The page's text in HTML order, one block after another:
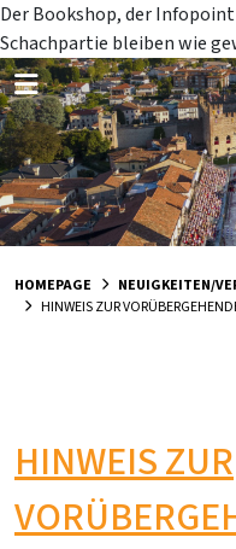
Der Bookshop, der
Schachpartie bleiben wie
HOMEPAGE
NEUIGKEITEN/
HINWEIS ZUR
HINWEIS ZUR